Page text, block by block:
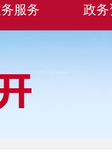
服务 政